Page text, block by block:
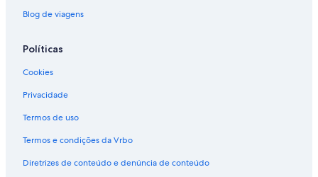
Blog de viagens
Políticas
Cookies
Privacidade
Termos de uso
Termos e condições da Vrbo
Diretrizes de conteúdo e denúncia de conteúdo